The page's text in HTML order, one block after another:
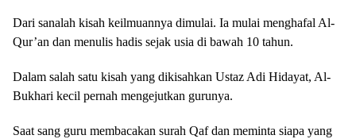
Dari sanalah kisah keilmuannya dimulai. Ia mulai menghafal Al-
Qur’an dan menulis hadis sejak usia di bawah 10 tahun.
Dalam salah satu kisah yang dikisahkan Ustaz Adi Hidayat, Al-
Bukhari kecil pernah mengejutkan gurunya.
Saat sang guru membacakan surah Qaf dan meminta siapa yang